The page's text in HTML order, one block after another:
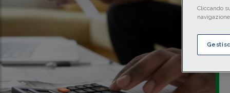
Cliccando